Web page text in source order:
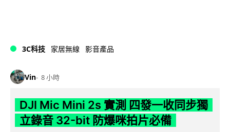
3C科技 家居無線 影音產品
Vin 8 小時
DJI Mic Mini 2s 實測 四發一收同步獨
立錄音 32-bit 防爆咪拍片必備